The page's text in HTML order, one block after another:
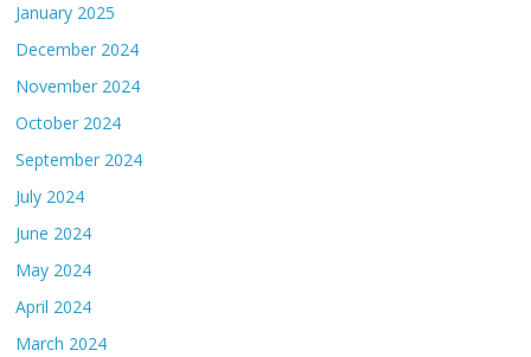
January 2025
December 2024
November 2024
October 2024
September 2024
July 2024
June 2024
May 2024
April 2024
March 2024